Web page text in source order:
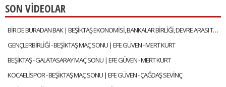
SON VİDEOLAR
BİR DE BURADAN BAK | BEŞİKTAŞ EKONOMİSİ, BANKALAR BİRLİĞİ, DEVRE ARASI TRANSFERLERİ | GÖKHAN TİRYAKİ
GENÇLERBİRLİĞİ - BEŞİKTAŞ MAÇ SONU | EFE GÜVEN - MERT KURT
BEŞİKTAŞ - GALATASARAY MAÇ SONU | EFE GÜVEN - MERT KURT
KOCAELİSPOR - BEŞİKTAŞ MAÇ SONU | EFE GÜVEN - ÇAĞDAŞ SEVİNÇ